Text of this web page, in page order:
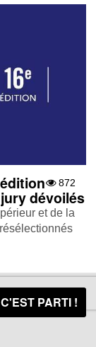
872
dévoilés
et de la
C'EST PARTI !